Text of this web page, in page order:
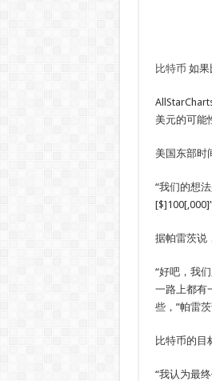
比特币 如果
美元的可能
美国东部时
“我们的想
据帕雷茨说
“好吧，我
一路上都有
些，”帕雷茨
比特币的目
“我认为最